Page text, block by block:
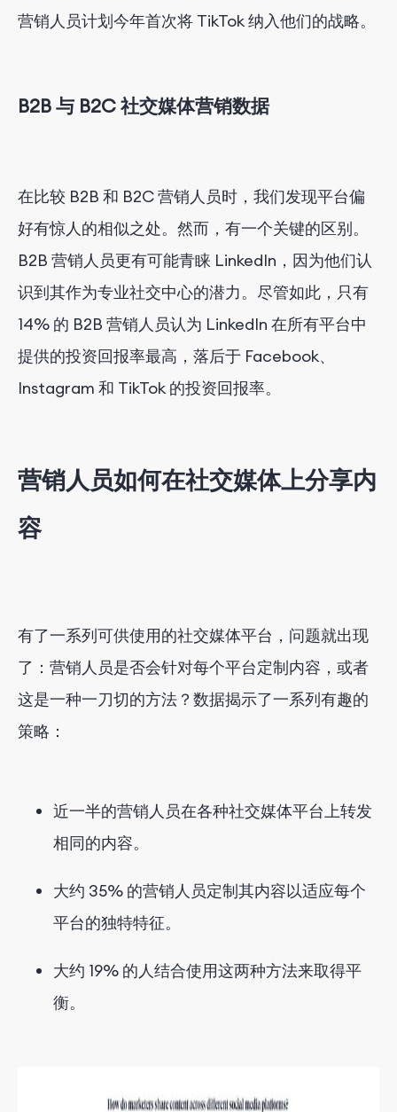
营销人员计划今年首次将 TikTok 纳入他们的战略。
B2B 与 B2C 社交媒体营销数据
在比较 B2B 和 B2C 营销人员时，我们发现平台偏
好有惊人的相似之处。然而，有一个关键的区别。
B2B 营销人员更有可能青睐 LinkedIn，因为他们认
识到其作为专业社交中心的潜力。尽管如此，只有
14% 的 B2B 营销人员认为 LinkedIn 在所有平台中
提供的投资回报率最高，落后于 Facebook、
Instagram 和 TikTok 的投资回报率。
营销人员如何在社交媒体上分享内
容
有了一系列可供使用的社交媒体平台，问题就出现
了：营销人员是否会针对每个平台定制内容，或者
这是一种一刀切的方法？数据揭示了一系列有趣的
策略：
近一半的营销人员在各种社交媒体平台上转发
相同的内容。
大约 35% 的营销人员定制其内容以适应每个
平台的独特特征。
大约 19% 的人结合使用这两种方法来取得平
衡。